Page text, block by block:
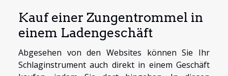
Kauf einer Zungentrommel in
einem Ladengeschäft
Abgesehen von den Websites können Sie Ihr
Schlaginstrument auch direkt in einem Geschäft